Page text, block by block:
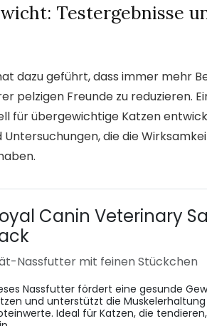
Testergebnisse
dazu geführt, dass immer mehr
pelzigen Freunde zu reduzieren.
für übergewichtige Katzen
die die
Canin Veterinary
Nassfutter mit feinen Stückchen
Nassfutter fördert eine gesunde
und unterstützt die
Ideal für Katzen, die